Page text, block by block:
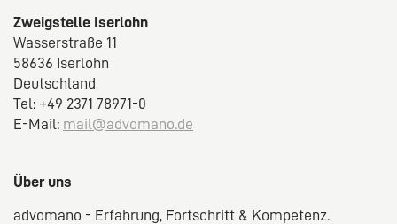
Zweigstelle Iserlohn
Wasserstraße 11
58636 Iserlohn
Deutschland
Tel: +49 2371 78971-0
E-Mail: mail@advomano.de
Über uns
advomano - Erfahrung, Fortschritt & Kompetenz.